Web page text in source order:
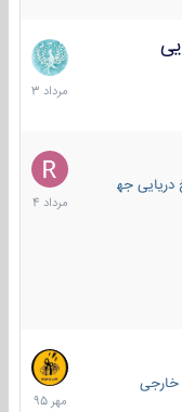
2
مرداد
1403
جهان
16
مرداد
1404
27
مهر
1395